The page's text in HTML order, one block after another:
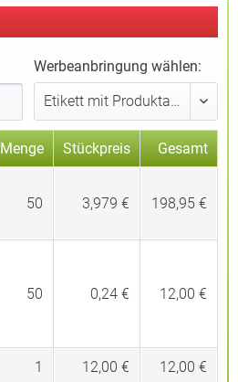
Werbeanbringung wählen:
Menge Stückpreis Gesamt
50 3,979 € 198,95 €
50 0,24 € 12,00 €
1 12,00 € 12,00 €